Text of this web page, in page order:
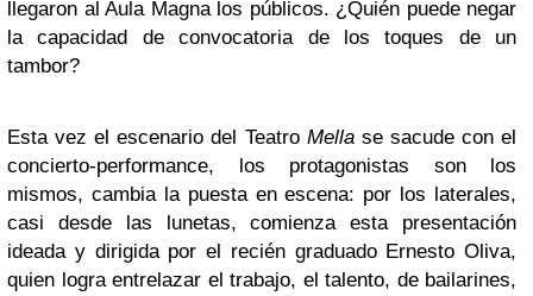
llegaron al Aula Magna los públicos. ¿Quién puede negar
la capacidad de convocatoria de los toques de un
tambor?
Esta vez el escenario del Teatro Mellase sacude con el
concierto-performance, los protagonistas son los
mismos, cambia la puesta en escena: por los laterales,
casi desde las lunetas, comienza esta presentación
ideada y dirigida por el recién graduado Ernesto Oliva,
quien logra entrelazar el trabajo, el talento, de bailarines,